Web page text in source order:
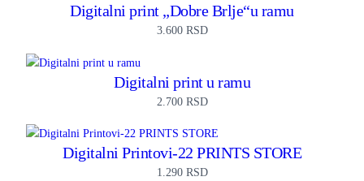
Digitalni print „Dobre Brlje“u ramu
3.600 RSD
Digitalni print u ramu
2.700 RSD
Digitalni Printovi-22 PRINTS STORE
1.290 RSD